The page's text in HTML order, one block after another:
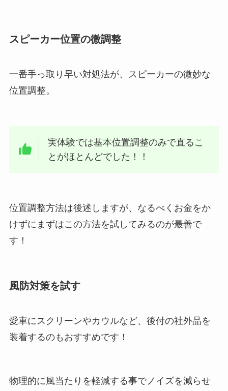
スピーカー位置の微調整
一番手っ取り早い対処法が、スピーカーの微妙な
位置調整。
実体験では基本位置調整のみで直るこ
とがほとんどでした！！
位置調整方法は後述しますが、なるべくお金をか
けずにまずはこの方法を試してみるのが最善で
す！
風防対策を試す
愛車にスクリーンやカウルなど、後付の社外品を
装着するのもおすすめです！
物理的に風当たりを軽減する事でノイズを減らせ